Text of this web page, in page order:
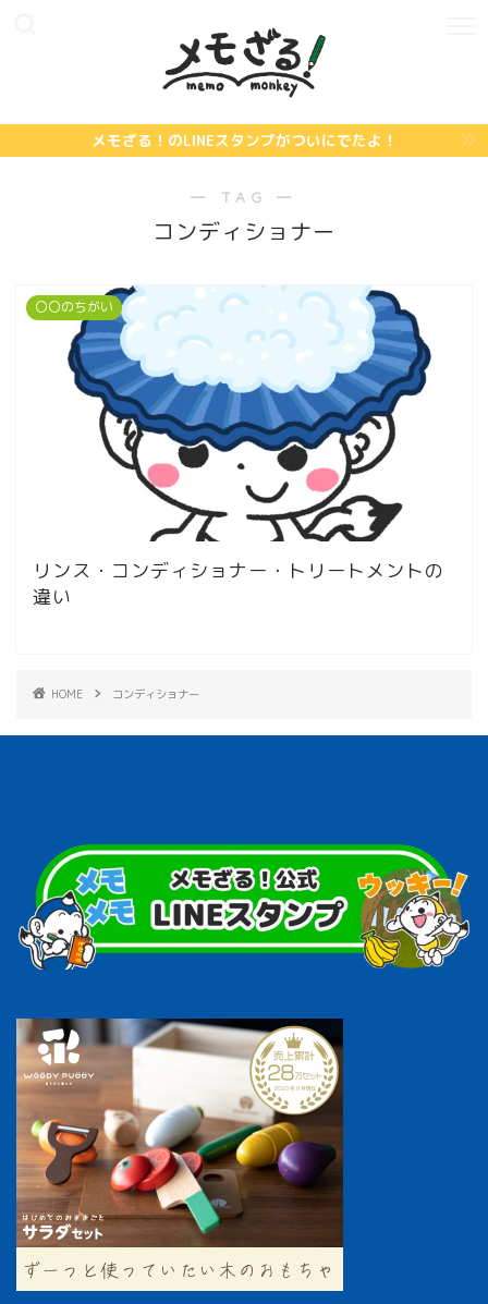
メモざる！のLINEスタンプがついにでたよ！
― TAG ―
コンディショナー
〇〇のちがい
リンス・コンディショナー・トリートメントの
違い
HOME コンディショナー